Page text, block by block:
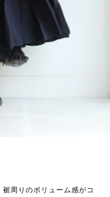
裾周りのボリューム感がコ